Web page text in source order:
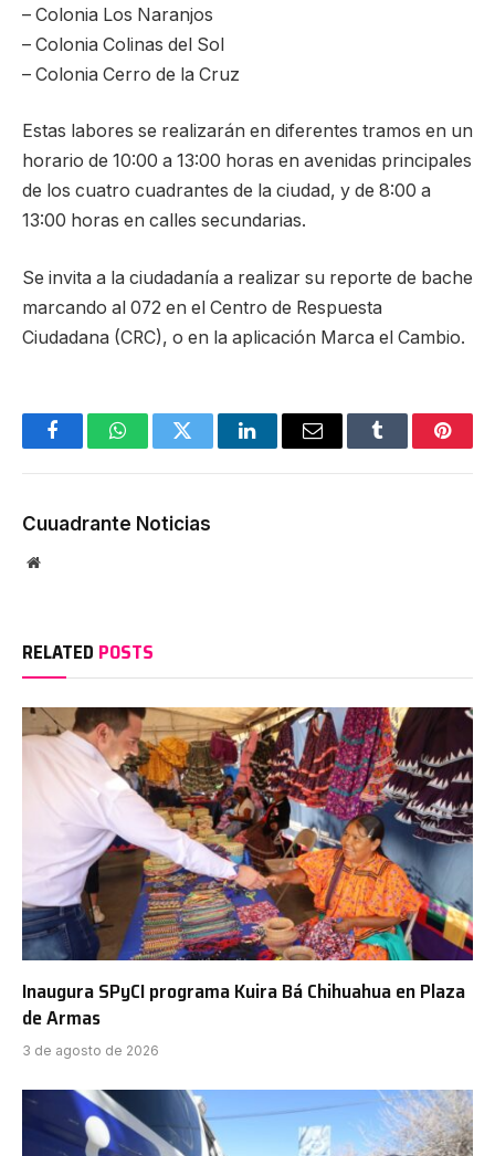
– Colonia Los Naranjos
– Colonia Colinas del Sol
– Colonia Cerro de la Cruz
Estas labores se realizarán en diferentes tramos en un
horario de 10:00 a 13:00 horas en avenidas principales
de los cuatro cuadrantes de la ciudad, y de 8:00 a
13:00 horas en calles secundarias.
Se invita a la ciudadanía a realizar su reporte de bache
marcando al 072 en el Centro de Respuesta
Ciudadana (CRC), o en la aplicación Marca el Cambio.
FacebookWhatsAppTwitter LinkedInEmail Tumblr
Cuuadrante Noticias
Website
RELATED POSTS
Inaugura SPyCI programa Kuira Bá Chihuahua en Plaza
de Armas
3 de agosto de 2026